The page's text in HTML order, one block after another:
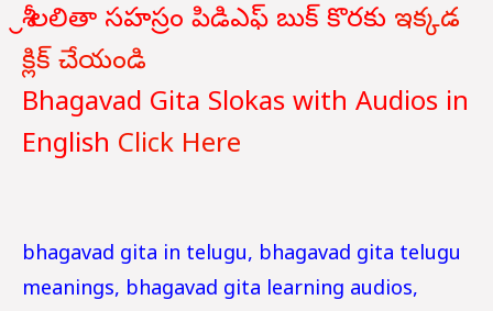
శ్రీ లలితా సహస్రం పిడిఎఫ్ బుక్ కొరకు ఇక్కడ
క్లిక్ చేయండి
Bhagavad Gita Slokas with Audios in
English Click Here
bhagavad gita in telugu, bhagavad gita telugu
meanings, bhagavad gita learning audios,